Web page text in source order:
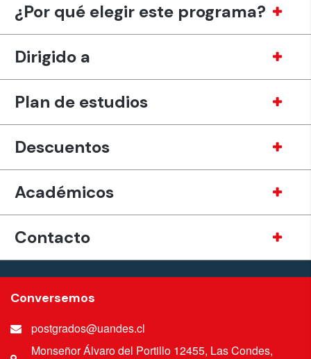
¿Por qué elegir este programa?
Dirigido a
Plan de estudios
Descuentos
Académicos
Contacto
Conversemos
postgrados@uandes.cl
Monseñor Álvaro del Portillo 12455, Las Condes,